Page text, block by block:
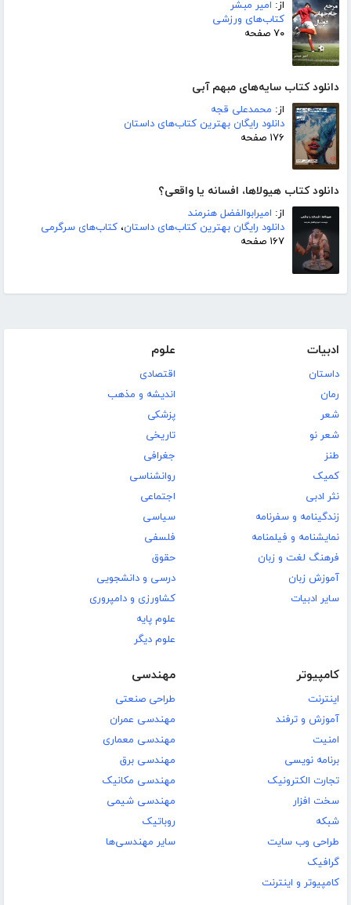
از: امیر مبشر
کتاب‌های ورزشی
۷۰ صفحه
دانلود کتاب سایه‌های مبهم آبی
از: محمدعلی قجه
دانلود رایگان بهترین کتاب‌های داستان
۱۷۶ صفحه
دانلود کتاب هیولاها، افسانه یا واقعی؟
از: امیرابوالفضل هنرمند
دانلود رایگان بهترین کتاب‌های داستان، کتاب‌های سرگرمی
۱۶۷ صفحه
ادبیات
داستان
رمان
شعر
شعر نو
طنز
کمیک
نثر ادبی
زندگینامه و سفرنامه
نمایشنامه و فیلمنامه
فرهنگ لغت و زبان
آموزش زبان
سایر ادبیات
علوم
اقتصادی
اندیشه و مذهب
پزشکی
تاریخی
جغرافی
روانشناسی
اجتماعی
سیاسی
فلسفی
حقوق
درسی و دانشجویی
کشاورزی و دامپروری
علوم پایه
علوم دیگر
کامپیوتر
اینترنت
آموزش و ترفند
امنیت
برنامه نویسی
تجارت الکترونیک
سخت افزار
شبکه
طراحی وب سایت
گرافیک
کامپیوتر و اینترنت
مهندسی
طراحی صنعتی
مهندسی عمران
مهندسی معماری
مهندسی برق
مهندسی مکانیک
مهندسی شیمی
روباتیک
سایر مهندسی‌ها